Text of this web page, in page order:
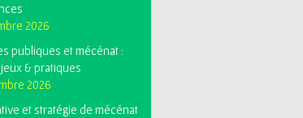
2026
publiques et mécénat :
& pratiques
2026
et stratégie de mécénat